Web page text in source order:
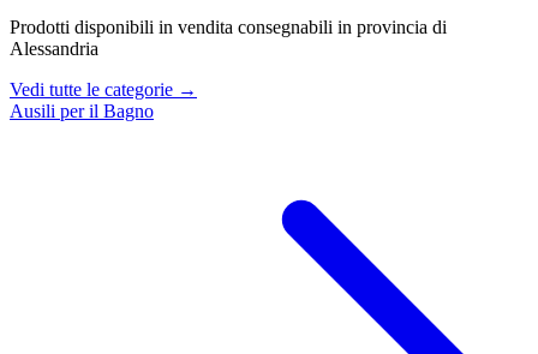
Prodotti disponibili in vendita consegnabili in provincia di
Alessandria
Vedi tutte le categorie →
Ausili per il Bagno